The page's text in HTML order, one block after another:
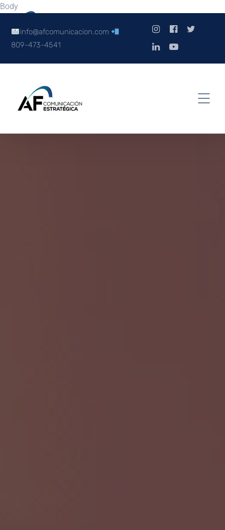
Body
info@afcomunicacion.com
809-473-4541